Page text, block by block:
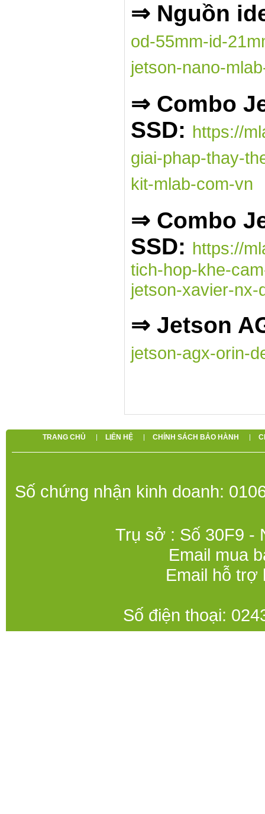
⇒ Nguồn
od-55mm-id-
jetson-nano-
⇒ Combo
SSD: https://
giai-phap-thay-
kit-mlab-com-vn
⇒ Combo
SSD: https://
tich-hop-khe-
jetson-xavier-
⇒ Jetson
jetson-agx-orin-
TRANG CHỦ LIÊN HỆ CHÍNH SÁCH BẢO HÀNH
Số chứng nhận kinh doanh:
Trụ sở : Số 30F9 -
Email mua
Email hỗ trợ
Số điện thoại: